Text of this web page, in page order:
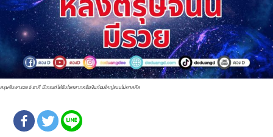
ตรุษจีนพารวย 5 ราศี มีเกณฑ์ได้รับโชคลาภหรือเงินก้อนใหญ่แบบไม่คาดคิด